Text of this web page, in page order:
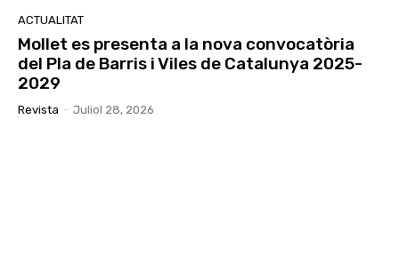
ACTUALITAT
Mollet es presenta a la nova convocatòria
del Pla de Barris i Viles de Catalunya 2025-
2029
Revista - Juliol 28, 2026